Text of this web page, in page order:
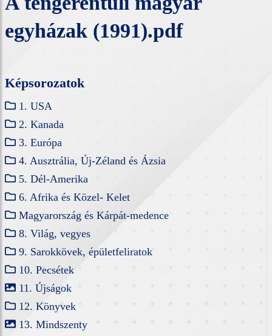
egyházak (1991).pdf
Képsorozatok
1. USA
2. Kanada
3. Európa
4. Ausztrália, Új-Zéland és Ázsia
5. Dél-Amerika
6. Afrika és Közel- Kelet
Magyarország és Kárpát-medence
8. Világ, vegyes
9. Sarokkövek, épületfeliratok
10. Pecsétek
11. Újságok
12. Könyvek
13. Mindszenty